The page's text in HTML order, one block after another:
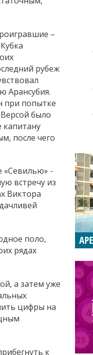
–
рубеж
Арансубия.
при попытке
было
после чего
«Севилью» -
встречу из
Виктора
поло,
рядах
а затем уже
цифры на
к